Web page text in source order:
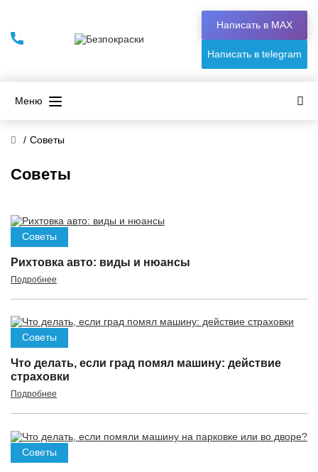
Написать в МАХ
Написать в telegram
Меню
/ Советы
Советы
Советы
Рихтовка авто: виды и нюансы
Подробнее
Советы
Что делать, если град помял машину: действие
страховки
Подробнее
Советы